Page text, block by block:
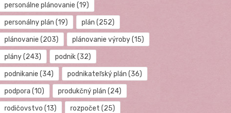
personálne plánovanie (19)
personálny plán (19) plán (252)
plánovanie (203) plánovanie výroby(15)
plány(243) podnik(32)
podnikanie (34) podnikateľský plán (36)
podpora (10) produkčný plán (24)
rodičovstvo (13) rozpočet (25)